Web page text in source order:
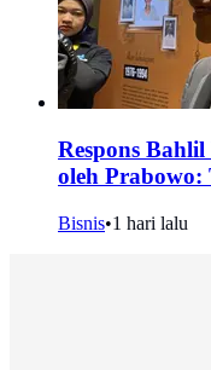
Respons
oleh Prabowo:
Bisnis•1 hari lalu